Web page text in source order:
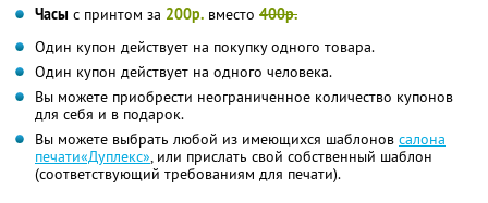
Часы с принтом за 200р. вместо 400р.
Один купон действует на покупку одного товара.
Один купон действует на одного человека.
Вы можете приобрести неограниченное количество купонов
для себя и в подарок.
Вы можете выбрать любой из имеющихся шаблонов салона
печати«Дуплекс», или прислать свой собственный шаблон
(соответствующий требованиям для печати).